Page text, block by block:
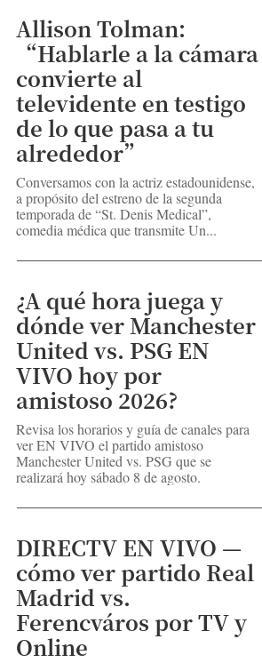
Allison Tolman:
“Hablarle a la cámara
convierte al
televidente en testigo
de lo que pasa a tu
alrededor”
Conversamos con la actriz estadounidense,
a propósito del estreno de la segunda
temporada de “St. Denis Medical”,
comedia médica que transmite Un...
¿A qué hora juega y
dónde ver Manchester
United vs. PSG EN
VIVO hoy por
amistoso 2026?
Revisa los horarios y guía de canales para
ver EN VIVO el partido amistoso
Manchester United vs. PSG que se
realizará hoy sábado 8 de agosto.
DIRECTV EN VIVO —
cómo ver partido Real
Madrid vs.
Ferencváros por TV y
Online